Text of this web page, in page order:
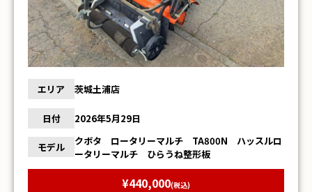
エリア 茨城土浦店
日付 2026年5月29日
モデル
クボタ ロータリーマルチ TA800N ハッスルロ
ータリーマルチ ひらうね整形板
¥440,000(税込)